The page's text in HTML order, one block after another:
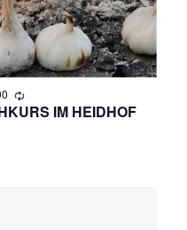
IM HEIDHOF